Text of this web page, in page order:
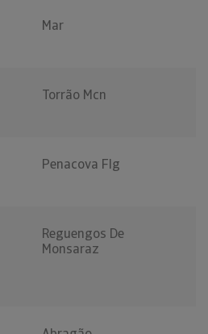
Mar
Torrão Mcn
Penacova Flg
Reguengos De
Monsaraz